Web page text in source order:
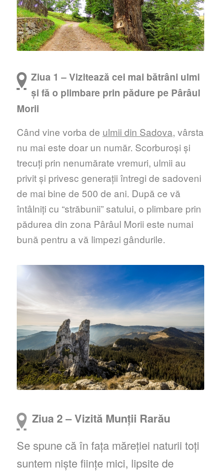
Ziua 1 – Vizitează cei mai bătrâni ulmi
și fă o plimbare prin pădure pe Pârâul
Morii
Când vine vorba de ulmii din Sadova, vârsta
nu mai este doar un număr. Scorburoși și
trecuți prin nenumărate vremuri, ulmii au
privit și privesc generații întregi de sadoveni
de mai bine de 500 de ani. După ce vă
întâlniți cu “străbunii” satului, o plimbare prin
pădurea din zona Pârâul Morii este numai
bună pentru a vă limpezi gândurile.
Ziua 2 – Vizită Munții Rarău
Se spune că în fața măreției naturii toți
suntem niște ființe mici, lipsite de